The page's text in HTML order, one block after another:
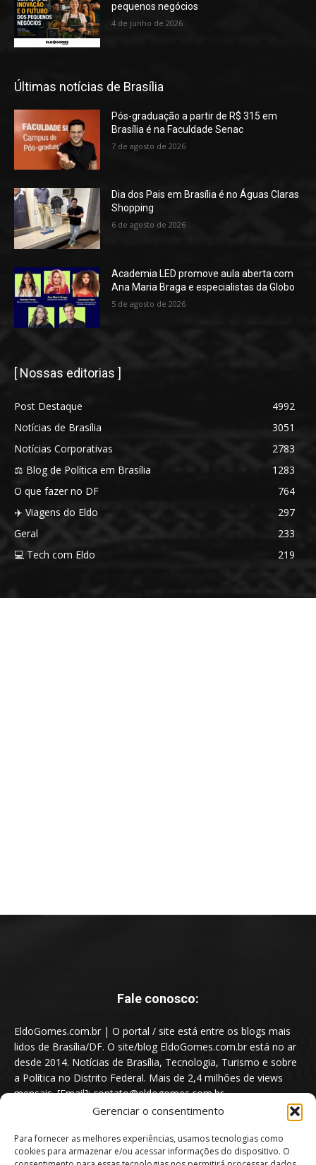
Gerenciar o consentimento
Para fornecer as melhores experiências, usamos tecnologias como
cookies para armazenar e/ou acessar informações do dispositivo. O
pequenos negócios
4 de junho de 2026
Últimas notícias de Brasília
Pós-graduação a partir de R$ 315 em
Brasília é na Faculdade Senac
7 de agosto de 2026
Dia dos Pais em Brasília é no Águas Claras
Shopping
6 de agosto de 2026
Academia LED promove aula aberta com
Ana Maria Braga e especialistas da Globo
5 de agosto de 2026
[ Nossas editorias ]
Post Destaque
4992
Notícias de Brasília
3051
Notícias Corporativas
2783
⚖️ Blog de Política em Brasília
1283
O que fazer no DF
764
✈️ Viagens do Eldo
297
Geral
233
💻 Tech com Eldo
219
Fale conosco:
EldoGomes.com.br | O portal / site está entre os blogs mais
lidos de Brasília/DF. O site/blog EldoGomes.com.br está no ar
desde 2014. Notícias de Brasília, Tecnologia, Turismo e sobre
a Política no Distrito Federal. Mais de 2,4 milhões de views
mensais. [Email]: contato@eldogomes.com.br